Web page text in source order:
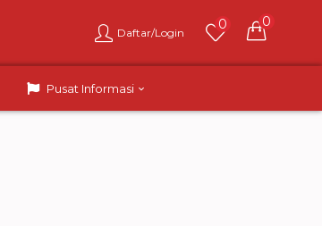
Daftar/Login
0 0
Pusat Informasi